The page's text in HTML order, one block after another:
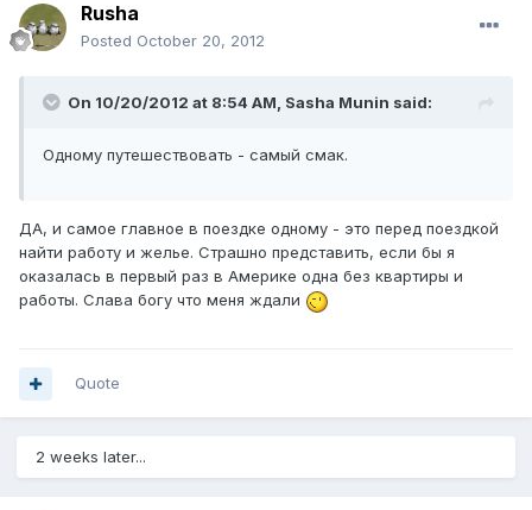
Rusha
Posted October 20, 2012
On 10/20/2012 at 8:54 AM, Sasha Munin said:
Одному путешествовать - самый смак.
ДА, и самое главное в поездке одному - это перед поездкой
найти работу и желье. Страшно представить, если бы я
оказалась в первый раз в Америке одна без квартиры и
работы. Слава богу что меня ждали
Quote
2 weeks later...